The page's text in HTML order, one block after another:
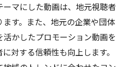
マにした動画は、地元視聴者
す。また、地元の企業や団体
かしたプロモーション動画を
対する信頼性も向上します。